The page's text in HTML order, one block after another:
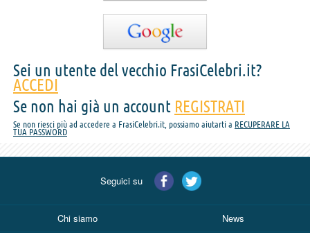
Sei un utente del vecchio FrasiCelebri.it?
ACCEDI
Se non hai già un account REGISTRATI
Se non riesci più ad accedere a FrasiCelebri.it, possiamo aiutarti a RECUPERARE LA
TUA PASSWORD
Seguici su
Chi siamo News